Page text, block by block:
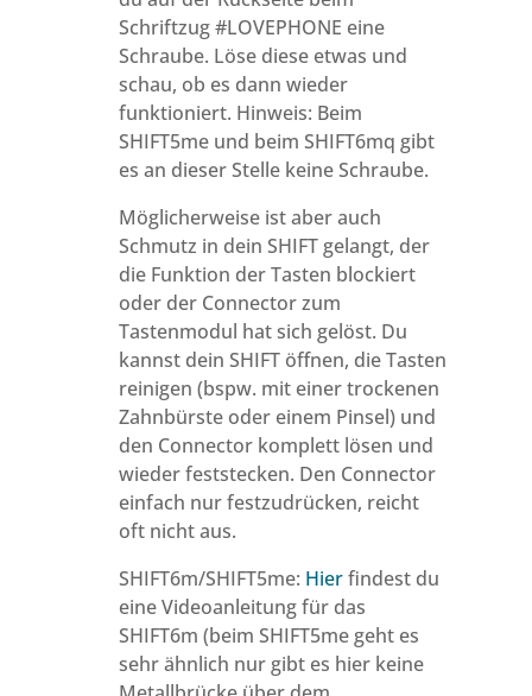
Schriftzug #LOVEPHONE eine
Schraube. Löse diese etwas und
schau, ob es dann wieder
funktioniert. Hinweis: Beim
SHIFT5me und beim SHIFT6mq gibt
es an dieser Stelle keine Schraube.
Möglicherweise ist aber auch
Schmutz in dein SHIFT gelangt, der
die Funktion der Tasten blockiert
oder der Connector zum
Tastenmodul hat sich gelöst. Du
kannst dein SHIFT öffnen, die Tasten
reinigen (bspw. mit einer trockenen
Zahnbürste oder einem Pinsel) und
den Connector komplett lösen und
wieder feststecken. Den Connector
einfach nur festzudrücken, reicht
oft nicht aus.
SHIFT6m/SHIFT5me: Hierfindest du
eine Videoanleitung für das
SHIFT6m (beim SHIFT5me geht es
sehr ähnlich nur gibt es hier keine